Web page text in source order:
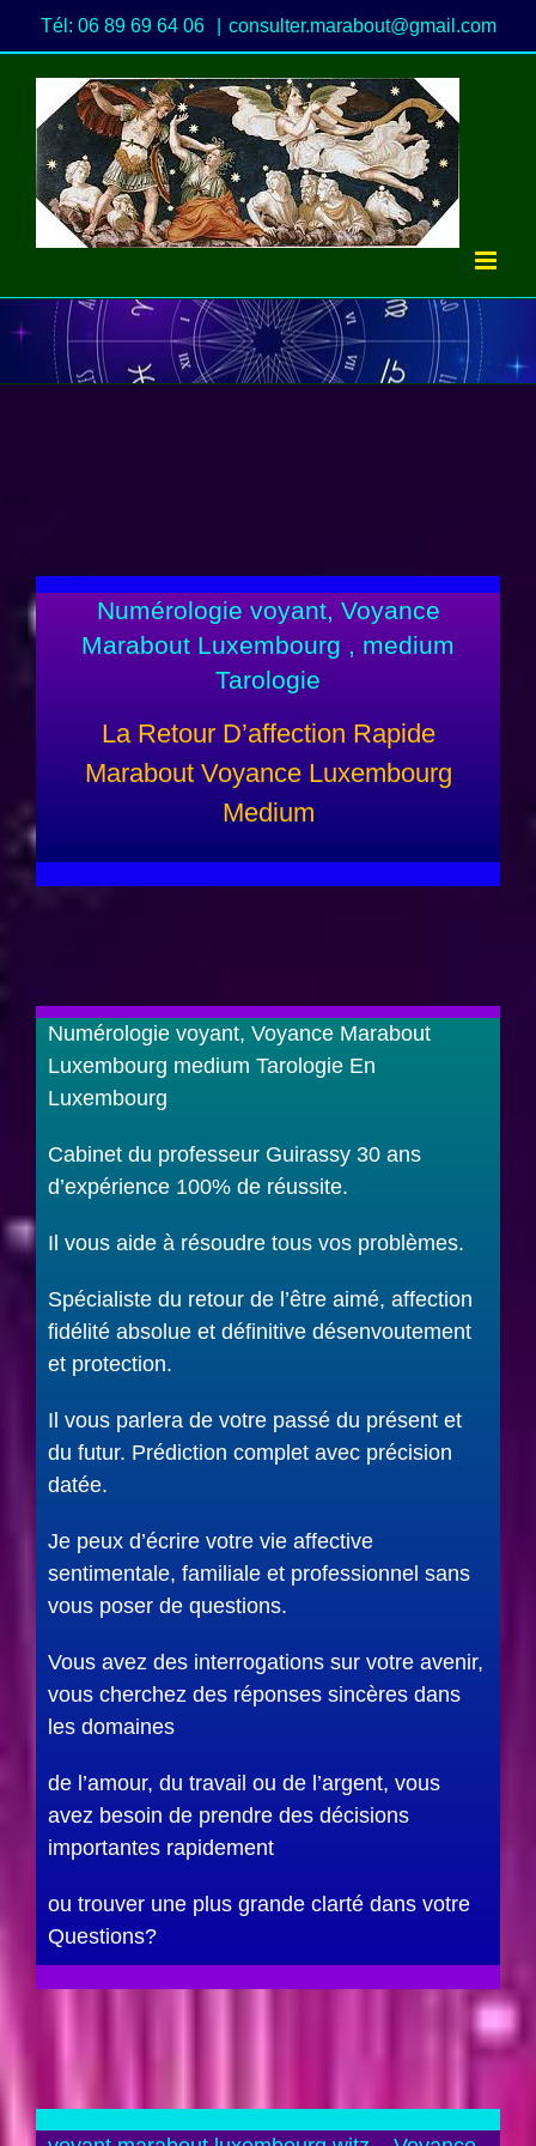
Passer
au
contenu
Tél: 06 89 69 64 06 consulter.marabout@gmail.com
Numérologie voyant, Voyance
Marabout Luxembourg , medium
Tarologie
La Retour D’affection Rapide
Marabout Voyance Luxembourg
Medium
Numérologie voyant, Voyance Marabout
Luxembourg medium Tarologie En
Luxembourg
Cabinet du professeur Guirassy 30 ans
d’expérience 100% de réussite.
Il vous aide à résoudre tous vos problèmes.
Spécialiste du retour de l’être aimé, affection
fidélité absolue et définitive désenvoutement
et protection.
Il vous parlera de votre passé du présent et
du futur. Prédiction complet avec précision
datée.
Je peux d’écrire votre vie affective
sentimentale, familiale et professionnel sans
vous poser de questions.
Vous avez des interrogations sur votre avenir,
vous cherchez des réponses sincères dans
les domaines
de l’amour, du travail ou de l’argent, vous
avez besoin de prendre des décisions
importantes rapidement
ou trouver une plus grande clarté dans votre
Questions?